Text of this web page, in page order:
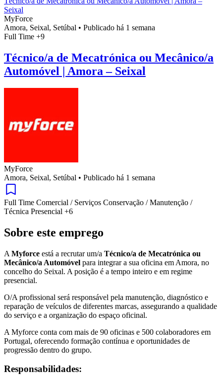
Seixal
MyForce
Amora, Seixal, Setúbal • Publicado há 1 semana
Full Time +9
Técnico/a de Mecatrónica ou Mecânico/a
Automóvel | Amora – Seixal
MyForce
Amora, Seixal, Setúbal • Publicado há 1 semana
Full Time Comercial / Serviços Conservação / Manutenção /
Técnica Presencial +6
Sobre este emprego
A Myforce está a recrutar um/a Técnico/a de Mecatrónica ou
Mecânico/a Automóvel para integrar a sua oficina em Amora, no
concelho do Seixal. A posição é a tempo inteiro e em regime
presencial.
O/A profissional será responsável pela manutenção, diagnóstico e
reparação de veículos de diferentes marcas, assegurando a qualidade
do serviço e a organização do espaço oficinal.
A Myforce conta com mais de 90 oficinas e 500 colaboradores em
Portugal, oferecendo formação contínua e oportunidades de
progressão dentro do grupo.
Responsabilidades: